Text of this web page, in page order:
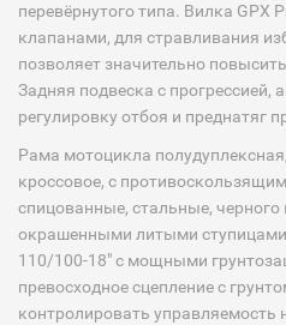
перевёрнутого типа. Вилка GPX
клапанами, для стравливания
позволяет значительно
Задняя подвеска с прогрессией,
регулировку отбоя и преднатяг
Рама мотоцикла
кроссовое, с
спицованные, стальные,
окрашенными литыми
110/100-18″ с мощными
превосходное сцепление с
контролировать управляемость